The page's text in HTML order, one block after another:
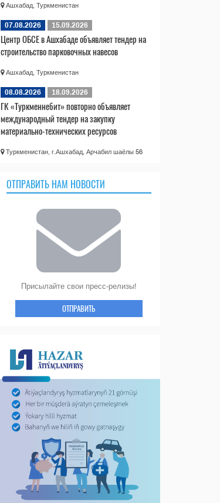
Ашхабад, Туркменистан
07.08.2026 15.09.2026
Центр ОБСЕ в Ашхабаде объявляет тендер на
строительство парковочных навесов
Ашхабад, Туркменистан
08.08.2026 18.09.2026
ГК «Туркменнебит» повторно объявляет
международный тендер на закупку
материально-технических ресурсов
Туркменистан, г.Ашхабад, Арчабил шаёлы 56
ОТПРАВИТЬ НАМ НОВОСТИ
Присылайте свои пресс-релизы!
ОТПРАВИТЬ